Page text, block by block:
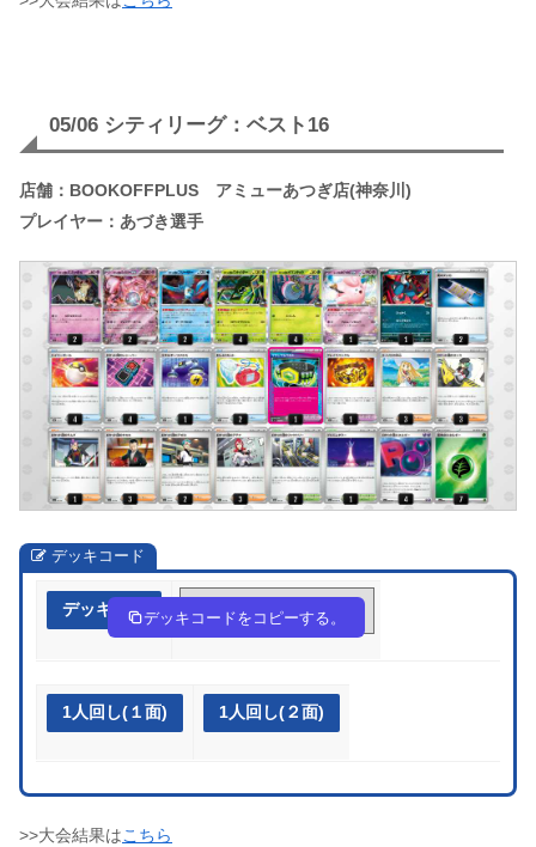
05/06 シティリーグ：ベスト16
店舗：BOOKOFFPLUS アミューあつぎ店(神奈川)
プレイヤー：あづき選手
デッキコード
デッキ作成 F1vF5F-F07pdd-fvkbVV
デッキコードをコピーする。
1人回し(１面) 1人回し(２面)
>>大会結果はこちら